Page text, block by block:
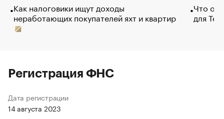
Как налоговики ищут доходы
неработающих покупателей яхт и квартир
Что
для
Регистрация ФНС
Дата регистрации
14 августа 2023